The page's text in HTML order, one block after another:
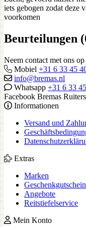
iets gebogen zodat deze
voorkomen
Beurteilungen
Neem contact met ons op
Mobiel +31 6 33 45
info@bremas.nl
Whatsapp +31 6 33
Facebook Bremas
Informationen
Versand und
Extras
Marken
Angebote
Reitstiefelservice
Mein Konto